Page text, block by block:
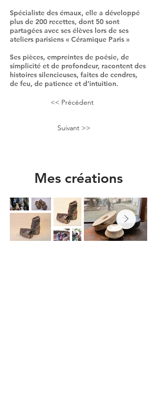
Spécialiste des émaux, elle a développé
plus de 200 recettes, dont 50 sont
partagées avec ses élèves lors de ses
ateliers parisiens « Céramique Paris »
Ses pièces, empreintes de poésie, de
simplicité et de profondeur, racontent des
histoires silencieuses, faites de cendres,
de feu, de patience et d’intuition.
<< Précédent
Suivant >>
Mes créations